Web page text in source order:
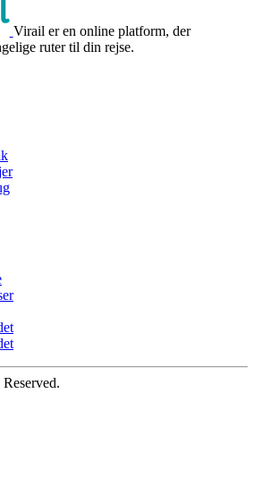
Virail er en online platform, der
ruter til din rejse.